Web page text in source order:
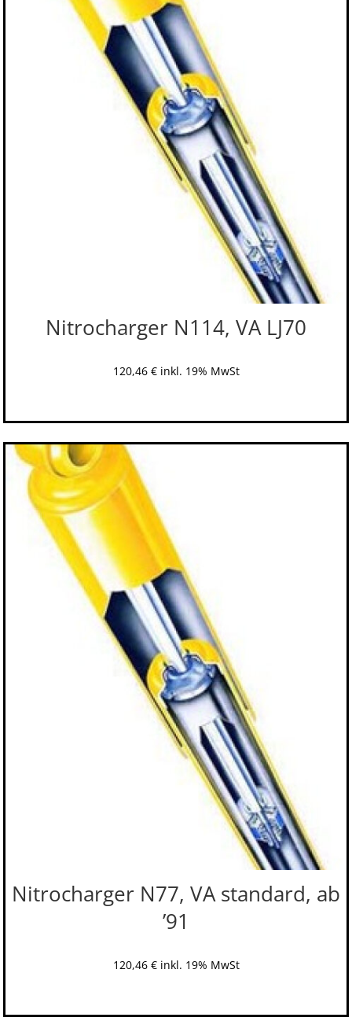
Nitrocharger N114, VA LJ70
120,46 € inkl. 19% MwSt
Nitrocharger N77, VA standard, ab
’91
120,46 € inkl. 19% MwSt